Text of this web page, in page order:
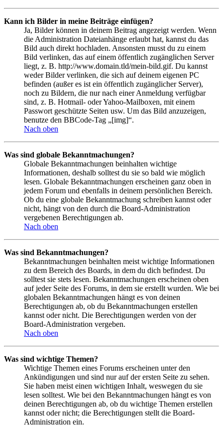
Kann ich Bilder in meine Beiträge einfügen?
Ja, Bilder können in deinem Beitrag angezeigt werden. Wenn
die Administration Dateianhänge erlaubt hat, kannst du das
Bild auch direkt hochladen. Ansonsten musst du zu einem
Bild verlinken, das auf einem öffentlich zugänglichen Server
liegt, z. B. http://www.domain.tld/mein-bild.gif. Du kannst
weder Bilder verlinken, die sich auf deinem eigenen PC
befinden (außer es ist ein öffentlich zugänglicher Server),
noch zu Bildern, die nur nach einer Anmeldung verfügbar
sind, z. B. Hotmail- oder Yahoo-Mailboxen, mit einem
Passwort geschützte Seiten usw. Um das Bild anzuzeigen,
benutze den BBCode-Tag „[img]“.
Nach oben
Was sind globale Bekanntmachungen?
Globale Bekanntmachungen beinhalten wichtige
Informationen, deshalb solltest du sie so bald wie möglich
lesen. Globale Bekanntmachungen erscheinen ganz oben in
jedem Forum und ebenfalls in deinem persönlichen Bereich.
Ob du eine globale Bekanntmachung schreiben kannst oder
nicht, hängt von den durch die Board-Administration
vergebenen Berechtigungen ab.
Nach oben
Was sind Bekanntmachungen?
Bekanntmachungen beinhalten meist wichtige Informationen
zu dem Bereich des Boards, in dem du dich befindest. Du
solltest sie stets lesen. Bekanntmachungen erscheinen oben
auf jeder Seite des Forums, in dem sie erstellt wurden. Wie bei
globalen Bekanntmachungen hängt es von deinen
Berechtigungen ab, ob du Bekanntmachungen erstellen
kannst oder nicht. Die Berechtigungen werden von der
Board-Administration vergeben.
Nach oben
Was sind wichtige Themen?
Wichtige Themen eines Forums erscheinen unter den
Ankündigungen und sind nur auf der ersten Seite zu sehen.
Sie haben meist einen wichtigen Inhalt, weswegen du sie
lesen solltest. Wie bei den Bekanntmachungen hängt es von
deinen Berechtigungen ab, ob du wichtige Themen erstellen
kannst oder nicht; die Berechtigungen stellt die Board-
Administration ein.